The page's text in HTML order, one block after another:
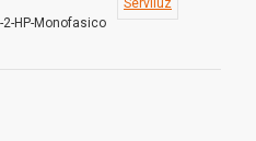
2-HP-Monofasico
Serviluz